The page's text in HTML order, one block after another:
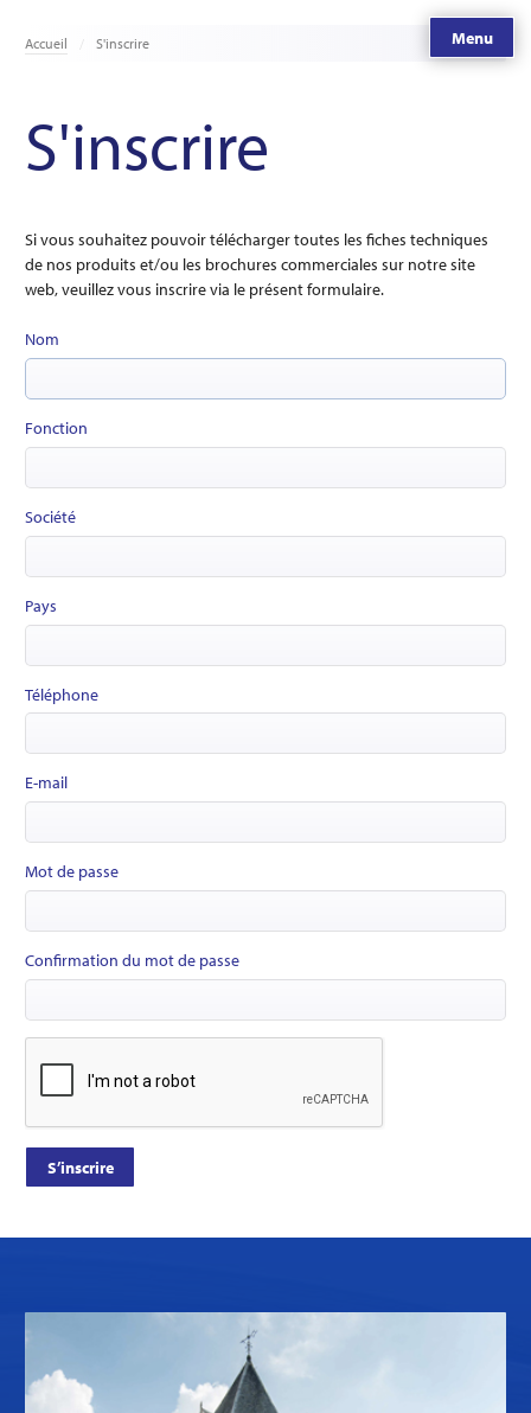
Menu
Accueil S'inscrire
S'inscrire
Si vous souhaitez pouvoir télécharger toutes les fiches techniques
de nos produits et/ou les brochures commerciales sur notre site
web, veuillez vous inscrire via le présent formulaire.
Nom
Fonction
Société
Pays
Téléphone
E-mail
Mot de passe
Confirmation du mot de passe
S’inscrire